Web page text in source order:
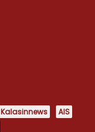
Kalasinnews
AIS